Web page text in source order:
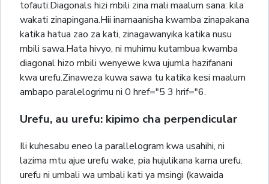
tofauti.Diagonals hizi mbili zina mali maalum sana: kila
wakati zinapingana.Hii inamaanisha kwamba zinapakana
katika hatua zao za kati, zinagawanyika katika nusu
mbili sawa.Hata hivyo, ni muhimu kutambua kwamba
diagonal hizo mbili wenyewe kwa ujumla hazifanani
kwa urefu.Zinaweza kuwa sawa tu katika kesi maalum
ambapo paralelogrimu ni 0 href="5 3 hrif="6.
Urefu, au urefu: kipimo cha perpendicular
Ili kuhesabu eneo la parallelogram kwa usahihi, ni
lazima mtu ajue urefu wake, pia hujulikana kama urefu.
urefu ni umbali wa umbali kati ya msingi (kawaida